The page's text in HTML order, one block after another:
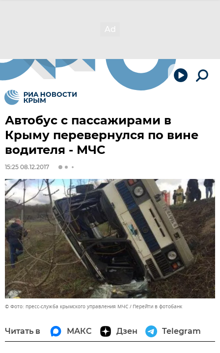
Автобус с пассажирами в
Крыму перевернулся по вине
водителя - МЧС
15:25 08.12.2017
© Фото: пресс-служба крымского управления МЧС Перейти в фотобанк
Читать в МАКС Дзен Telegram